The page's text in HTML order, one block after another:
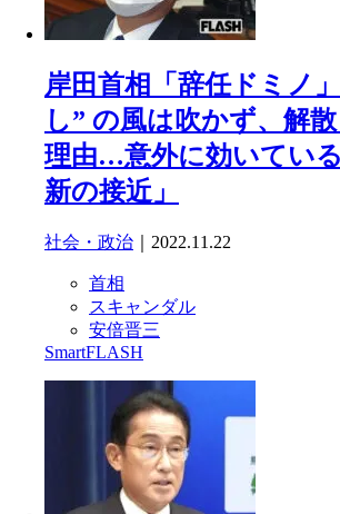
岸田首相「辞任ドミノ
し” の風は吹かず、解
理由…意外に効いてい
新の接近」
社会・政治 ｜2022.11.22
首相
スキャンダル
安倍晋三
SmartFLASH